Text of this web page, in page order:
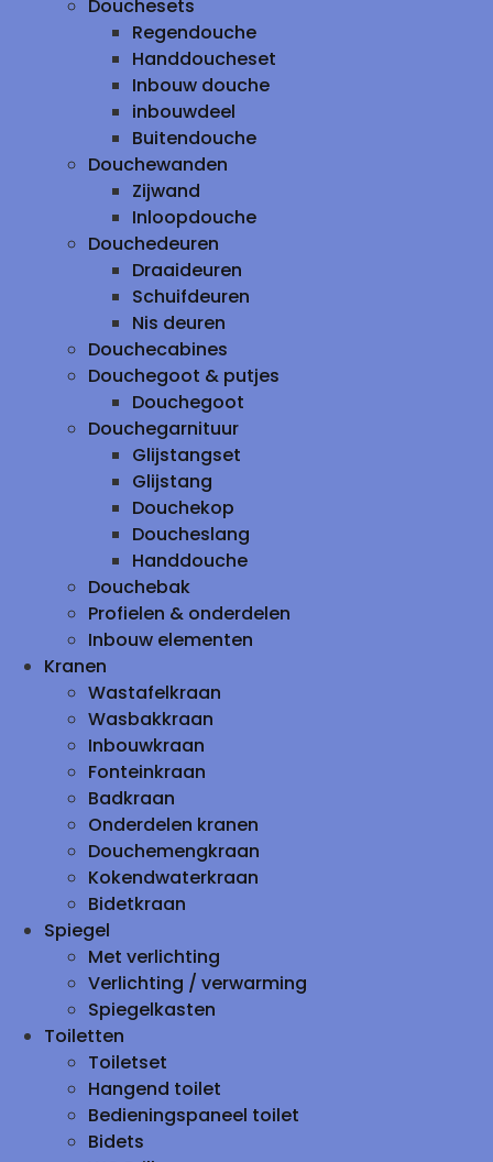
Douchesets
Regendouche
Handdoucheset
Inbouw douche
inbouwdeel
Buitendouche
Douchewanden
Zijwand
Inloopdouche
Douchedeuren
Draaideuren
Schuifdeuren
Nis deuren
Douchecabines
Douchegoot & putjes
Douchegoot
Douchegarnituur
Glijstangset
Glijstang
Douchekop
Doucheslang
Handdouche
Douchebak
Profielen & onderdelen
Inbouw elementen
Kranen
Wastafelkraan
Wasbakkraan
Inbouwkraan
Fonteinkraan
Badkraan
Onderdelen kranen
Douchemengkraan
Kokendwaterkraan
Bidetkraan
Spiegel
Met verlichting
Verlichting / verwarming
Spiegelkasten
Toiletten
Toiletset
Hangend toilet
Bedieningspaneel toilet
Bidets